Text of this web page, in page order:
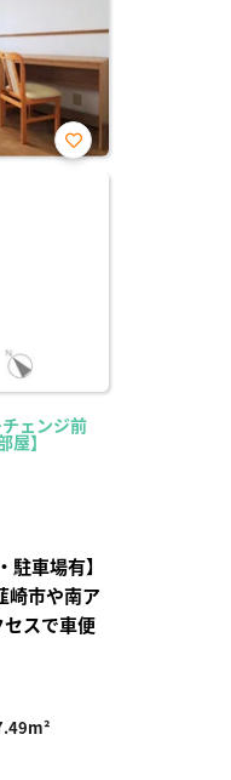
ェンジ前
屋】
お気
駐車場有】
崎市や南ア
スで車便